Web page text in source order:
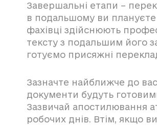
Завершальні етапи –
в подальшому ви
фахівці здійснюють
тексту з подальшим його
готуємо присяжні
Зазначте найближче до
документи будуть
Зазвичай апостилювання
робочих днів. Втім, якщо